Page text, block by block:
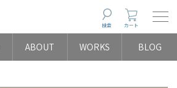
検索 カート
ABOUT WORKS BLOG